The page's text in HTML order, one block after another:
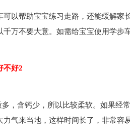
可以帮助宝宝练习走路，还能缓解家
千万不要大意。如需给宝宝使用学步
好2
，含钙少，所以比较柔软。如果经
气来当地，这样时间长了，非常容